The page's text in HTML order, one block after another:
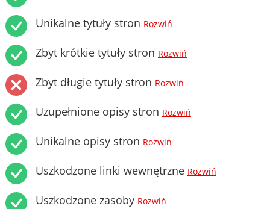
Unikalne tytuły stron Rozwiń
Zbyt krótkie tytuły stron Rozwiń
Zbyt długie tytuły stron Rozwiń
Uzupełnione opisy stron Rozwiń
Unikalne opisy stron Rozwiń
Uszkodzone linki wewnętrzne Rozwiń
Uszkodzone zasoby Rozwiń